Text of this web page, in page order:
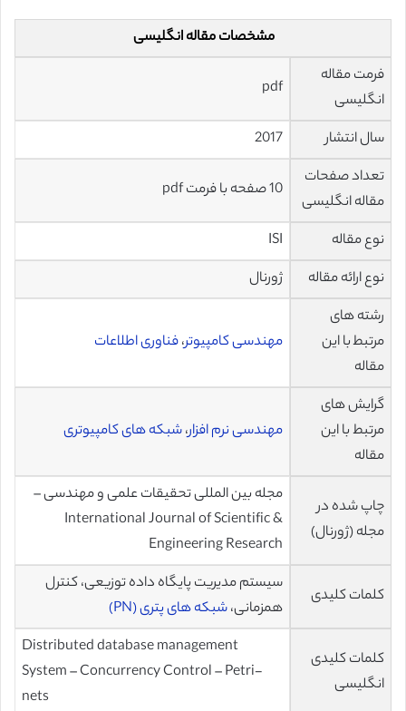
مشخصات مقاله انگلیسی
فرمت مقاله
انگلیسی
pdf
سال انتشار
2017
تعداد صفحات
مقاله انگلیسی
10 صفحه با فرمت pdf
نوع مقاله
ISI
نوع ارائه مقاله
ژورنال
رشته های
مرتبط با این
مقاله
مهندسی کامپیوتر،فناوری اطلاعات
گرایش های
مرتبط با این
مقاله
مهندسی نرم افزار،شبکه های کامپیوتری
چاپ شده در
مجله (ژورنال)
مجله بین المللی تحقیقات علمی و مهندسی –
International Journal of Scientific &
Engineering Research
کلمات کلیدی
سیستم مدیریت پایگاه داده توزیعی، کنترل
همزمانی،شبکه های پتری (PN)
کلمات کلیدی
انگلیسی
Distributed database management
System – Concurrency Control – Petri-
nets